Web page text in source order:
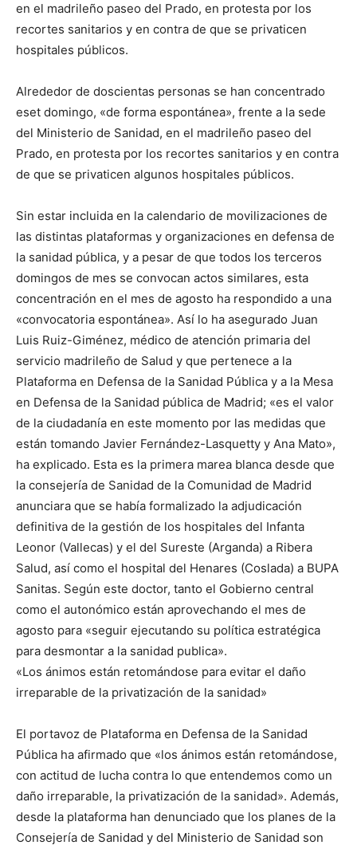
en el madrileño paseo del Prado, en protesta por los
recortes sanitarios y en contra de que se privaticen
hospitales públicos.
Alrededor de doscientas personas se han concentrado
eset domingo, «de forma espontánea», frente a la sede
del Ministerio de Sanidad, en el madrileño paseo del
Prado, en protesta por los recortes sanitarios y en contra
de que se privaticen algunos hospitales públicos.
Sin estar incluida en la calendario de movilizaciones de
las distintas plataformas y organizaciones en defensa de
la sanidad pública, y a pesar de que todos los terceros
domingos de mes se convocan actos similares, esta
concentración en el mes de agosto ha respondido a una
«convocatoria espontánea». Así lo ha asegurado Juan
Luis Ruiz-Giménez, médico de atención primaria del
servicio madrileño de Salud y que pertenece a la
Plataforma en Defensa de la Sanidad Pública y a la Mesa
en Defensa de la Sanidad pública de Madrid; «es el valor
de la ciudadanía en este momento por las medidas que
están tomando Javier Fernández-Lasquetty y Ana Mato»,
ha explicado. Esta es la primera marea blanca desde que
la consejería de Sanidad de la Comunidad de Madrid
anunciara que se había formalizado la adjudicación
definitiva de la gestión de los hospitales del Infanta
Leonor (Vallecas) y el del Sureste (Arganda) a Ribera
Salud, así como el hospital del Henares (Coslada) a BUPA
Sanitas. Según este doctor, tanto el Gobierno central
como el autonómico están aprovechando el mes de
agosto para «seguir ejecutando su política estratégica
para desmontar a la sanidad publica».
«Los ánimos están retomándose para evitar el daño
irreparable de la privatización de la sanidad»
El portavoz de Plataforma en Defensa de la Sanidad
Pública ha afirmado que «los ánimos están retomándose,
con actitud de lucha contra lo que entendemos como un
daño irreparable, la privatización de la sanidad». Además,
desde la plataforma han denunciado que los planes de la
Consejería de Sanidad y del Ministerio de Sanidad son